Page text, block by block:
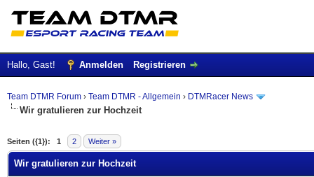
Hallo, Gast! Anmelden Registrieren
Team DTMR Forum › Team DTMR - Allgemein › DTMRacer News
Wir gratulieren zur Hochzeit
Seiten ({1}): 1 2 Weiter »
Durchschnitt
Wir gratulieren zur Hochzeit